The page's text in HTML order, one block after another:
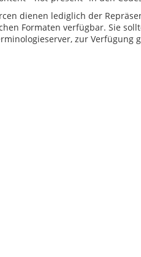
dienen lediglich der
Formaten verfügbar. Sie
zur Verfügung